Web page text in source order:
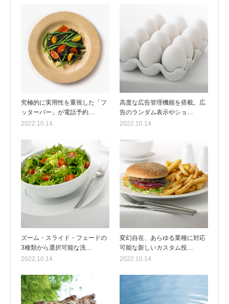
究極的に実用性を重視した「フ
ッターバー」が電話予約…
2022.10.14
高度な広告管理機能を搭載。広
告のランダム表示やショ…
2022.10.14
ズーム・スライド・フェードの
3種類から選択可能な洗…
2022.10.14
変幻自在、あらゆる業種に対応
可能な新しいカスタム投…
2022.10.14